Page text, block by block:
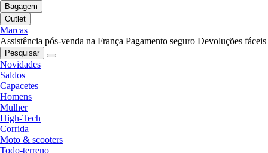
Bagagem
Outlet
Marcas
Assistência pós-venda na França Pagamento seguro Devoluções fáceis
Pesquisar
Novidades
Saldos
Capacetes
Homens
Mulher
High-Tech
Corrida
Moto & scooters
Todo-terreno